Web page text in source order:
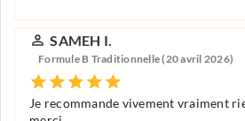
SAMEH I.
Formule B Traditionnelle (20 avril 2026)
Je recommande vivement vraiment